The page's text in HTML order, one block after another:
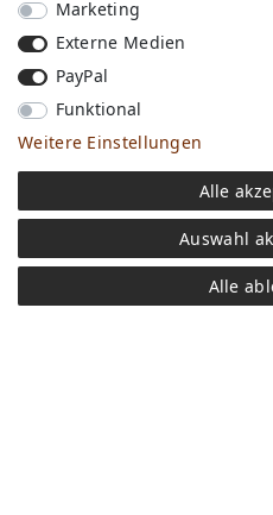
Marketing
Externe Medien
PayPal
Funktional
Weitere Einstellungen
Alle
Auswahl
Alle